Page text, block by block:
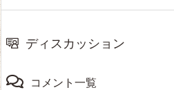
ディスカッション
コメント一覧